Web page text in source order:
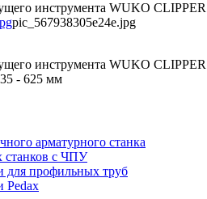
инструмента WUKO CLIPPER
pic_567938305e24e.jpg
инструмента WUKO CLIPPER
- 625 мм
арматурного станка
станков с ЧПУ
для профильных труб
Pedax